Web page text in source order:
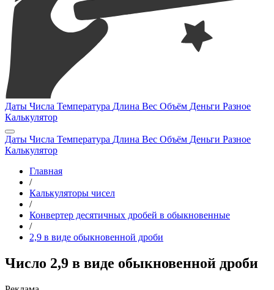
Даты Числа Температура Длина Вес Объём Деньги Разное
Калькулятор
Даты Числа Температура Длина Вес Объём Деньги Разное
Калькулятор
Главная
/
Калькуляторы чисел
/
Конвертер десятичных дробей в обыкновенные
/
2,9 в виде обыкновенной дроби
Число 2,9 в виде обыкновенной дроби